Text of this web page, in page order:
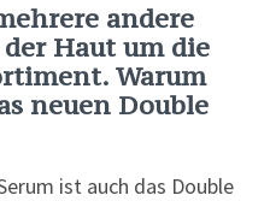
andere
Haut um die
Warum
neuen Double
ist auch das Double